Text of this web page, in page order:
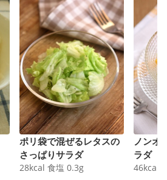
ポリ袋で混ぜるレタスの
さっぱりサラダ
28kcal 食塩 0.3g
ノンオ
ラダ
46kcal